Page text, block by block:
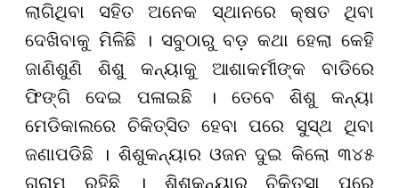
ଲାଗିଥିବା ସହିତ ଅନେକ ସ୍ଥାନରେ କ୍ଷତ ଥିବା
ଦେଖିବାକୁ ମିଳିଛି । ସବୁଠାରୁ ବଡ଼ କଥା ହେଲା କେହି
ଜାଣିଶୁଣି ଶିଶୁ କନ୍ୟାକୁ ଆଶାକର୍ମୀଙ୍କ ବାଡିରେ
ଫିଙ୍ଗି ଦେଇ ପଳାଇଛି । ତେବେ ଶିଶୁ କନ୍ୟା
ମେଡିକାଲରେ ଚିକିତ୍ସିତ ହେବା ପରେ ସୁସ୍ଥ ଥିବା
ଜଣାପଡିଛି । ଶିଶୁକନ୍ୟାର ଓଜନ ଦୁଇ କିଲୋ ୩୪୫
ଗ୍ରାମ ରହିଛି । ଶିଶୁକନ୍ୟାର ଚିକିତ୍ସା ପରେ